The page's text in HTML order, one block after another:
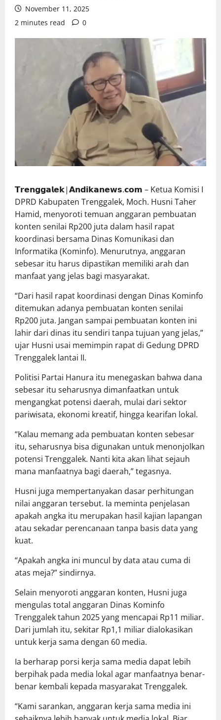
November 11, 2025
2 minutes read
0
𝗧𝗿𝗲𝗻𝗴𝗴𝗮𝗹𝗲𝗸|𝗔𝗻𝗱𝗶𝗸𝗮𝗻𝗲𝘄𝘀.𝗰𝗼𝗺 – Ketua Komisi I
DPRD Kabupaten Trenggalek, Moch. Husni Taher
Hamid, menyoroti temuan anggaran pembuatan
konten senilai Rp200 juta dalam hasil rapat
koordinasi bersama Dinas Komunikasi dan
Informatika (Kominfo). Menurutnya, anggaran
sebesar itu harus dipastikan memiliki arah dan
manfaat yang jelas bagi masyarakat.
“Dari hasil rapat koordinasi dengan Dinas Kominfo
ditemukan adanya pembuatan konten senilai
Rp200 juta. Jangan sampai pembuatan konten ini
lahir dari dinas itu sendiri tanpa tujuan yang jelas,”
ujar Husni usai memimpin rapat di Gedung DPRD
Trenggalek lantai II.
Politisi Partai Hanura itu menegaskan bahwa dana
sebesar itu seharusnya dimanfaatkan untuk
mengangkat potensi daerah, mulai dari sektor
pariwisata, ekonomi kreatif, hingga kearifan lokal.
“Kalau memang ada pembuatan konten sebesar
itu, seharusnya bisa digunakan untuk menonjolkan
potensi Trenggalek. Nanti kita akan lihat sejauh
mana manfaatnya bagi daerah,” tegasnya.
Husni juga mempertanyakan dasar perhitungan
nilai anggaran tersebut. Ia meminta penjelasan
apakah angka itu merupakan hasil kajian lapangan
atau sekadar perencanaan tanpa basis data yang
kuat.
“Apakah angka ini muncul by data atau cuma di
atas meja?” sindirnya.
Selain menyoroti anggaran konten, Husni juga
mengulas total anggaran Dinas Kominfo
Trenggalek tahun 2025 yang mencapai Rp11 miliar.
Dari jumlah itu, sekitar Rp1,1 miliar dialokasikan
untuk kerja sama dengan 60 media.
Ia berharap porsi kerja sama media dapat lebih
berpihak pada media lokal agar manfaatnya benar-
benar kembali kepada masyarakat Trenggalek.
“Kami sarankan, anggaran kerja sama media ini